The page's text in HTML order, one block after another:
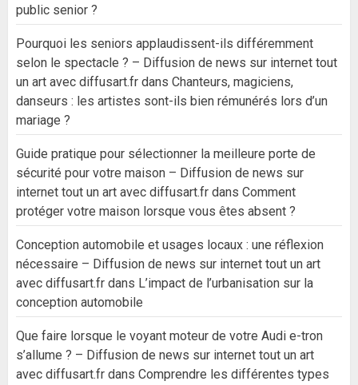
public senior ?
Pourquoi les seniors applaudissent-ils différemment
selon le spectacle ? – Diffusion de news sur internet tout
un art avec diffusart.fr dans Chanteurs, magiciens,
danseurs : les artistes sont-ils bien rémunérés lors d’un
mariage ?
Guide pratique pour sélectionner la meilleure porte de
sécurité pour votre maison – Diffusion de news sur
internet tout un art avec diffusart.fr dans Comment
protéger votre maison lorsque vous êtes absent ?
Conception automobile et usages locaux : une réflexion
nécessaire – Diffusion de news sur internet tout un art
avec diffusart.fr dans L’impact de l’urbanisation sur la
conception automobile
Que faire lorsque le voyant moteur de votre Audi e-tron
s’allume ? – Diffusion de news sur internet tout un art
avec diffusart.fr dans Comprendre les différentes types